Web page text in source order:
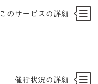
このサービスの詳細
催行状況の詳細